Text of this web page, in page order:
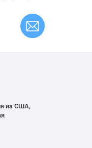
из США,